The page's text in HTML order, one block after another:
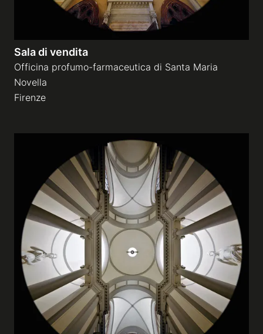
Sala di vendita
Officina profumo-farmaceutica di Santa Maria
Novella
Firenze